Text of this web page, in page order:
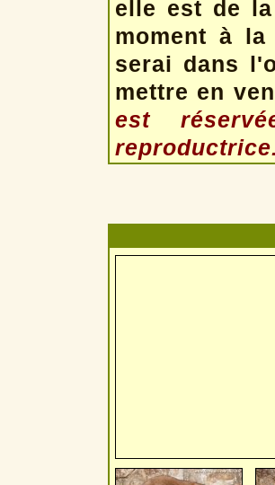
elle est de
moment à
serai dans
mettre en
est